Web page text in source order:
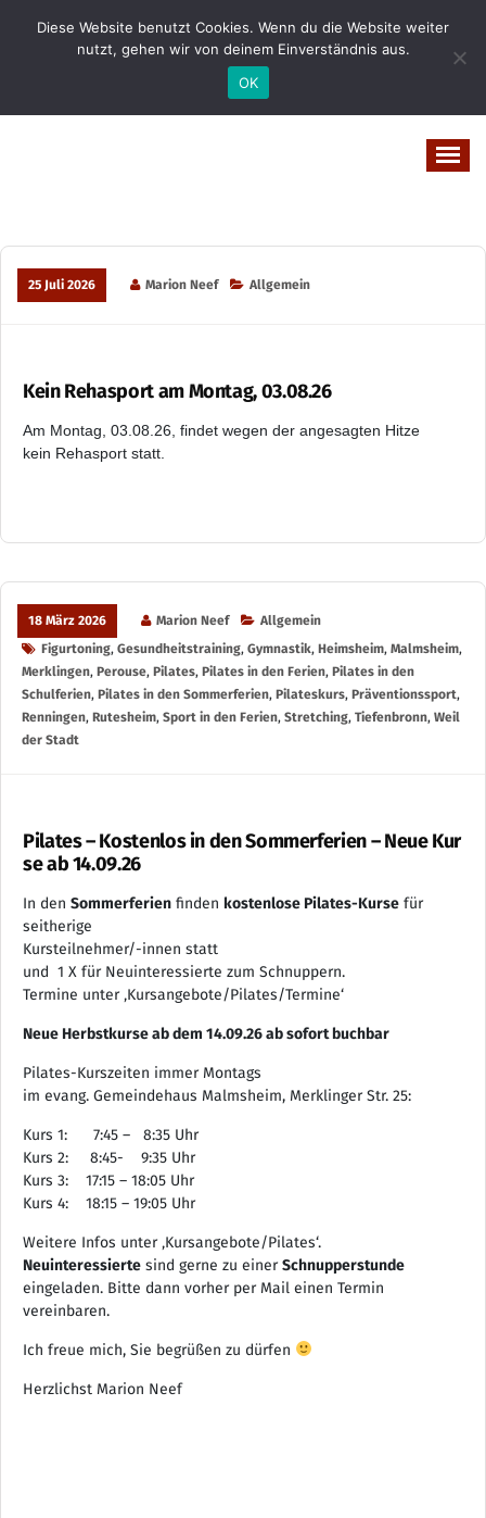
Inhalt
25 Juli 2026 Marion Neef Allgemein
Kein Rehasport am Montag, 03.08.26
Am Montag, 03.08.26, findet wegen der angesagten Hitze
kein Rehasport statt.
18 März 2026 Marion Neef
Allgemein
Figurtoning, Gesundheitstraining, Gymnastik, Heimsheim, Malmsheim,
Merklingen, Perouse, Pilates, Pilates in den Ferien, Pilates in den
Schulferien, Pilates in den Sommerferien, Pilateskurs, Präventionssport,
Renningen, Rutesheim, Sport in den Ferien, Stretching, Tiefenbronn, Weil
der Stadt
Pilates – Kostenlos in den Sommerferien – Neue Kur
se ab 14.09.26
In den Sommerferien finden kostenlose Pilates-Kurse für
seitherige
Kursteilnehmer/-innen statt
und 1 X für Neuinteressierte zum Schnuppern.
Termine unter ‚Kursangebote/Pilates/Termine‘
Neue Herbstkurse ab dem 14.09.26 ab sofort buchbar
Pilates-Kurszeiten immer Montags
im evang. Gemeindehaus Malmsheim, Merklinger Str. 25:
Kurs 1: 7:45 – 8:35 Uhr
Kurs 2: 8:45- 9:35 Uhr
Kurs 3: 17:15 – 18:05 Uhr
Kurs 4: 18:15 – 19:05 Uhr
Weitere Infos unter ‚Kursangebote/Pilates‘.
Neuinteressierte sind gerne zu einerSchnupperstunde
eingeladen. Bitte dann vorher per Mail einen Termin
vereinbaren.
Ich freue mich, Sie begrüßen zu dürfen
Herzlichst Marion Neef
Diese Website benutzt Cookies. Wenn du die Website weiter
nutzt, gehen wir von deinem Einverständnis aus.
OK